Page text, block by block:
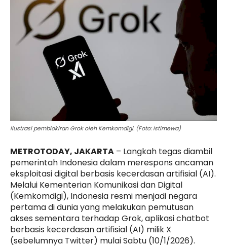
Ilustrasi pemblokiran Grok oleh Kemkomdigi. (Foto: Istimewa)
METROTODAY, JAKARTA – Langkah tegas diambil
pemerintah Indonesia dalam merespons ancaman
eksploitasi digital berbasis kecerdasan artifisial (AI).
Melalui Kementerian Komunikasi dan Digital
(Kemkomdigi), Indonesia resmi menjadi negara
pertama di dunia yang melakukan pemutusan
akses sementara terhadap Grok, aplikasi chatbot
berbasis kecerdasan artifisial (AI) milik X
(sebelumnya Twitter) mulai Sabtu (10/1/2026).